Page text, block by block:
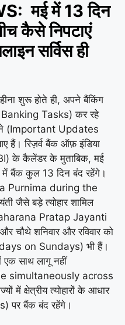
मई में 13 दिन
कैसे निपटाएं
सर्विस ही
शुरू होते ही, अपने बैंकिंग
Banking Tasks) कर रहे
(Important Updates
रिज़र्व बैंक ऑफ़ इंडिया
के कैलेंडर के मुताबिक, मई
बैंक कुल 13 दिन बंद रहेंगे।
Purnima during the
जैसे बड़े त्योहार शामिल
Pratap Jayanti
चौथे शनिवार और रविवार को
on Sundays) भी हैं।
एक साथ लागू नहीं
simultaneously across
में क्षेत्रीय त्योहारों के आधार
पर बैंक बंद रहेंगे।